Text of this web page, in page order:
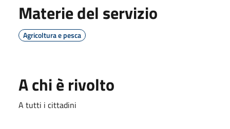
Materie del servizio
Agricoltura e pesca
A chi è rivolto
A tutti i cittadini